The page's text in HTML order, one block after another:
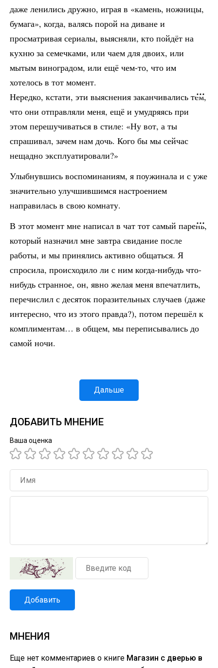
даже ленились дружно, играя в «камень, ножницы,
бумага», когда, валясь порой на диване и
просматривая сериалы, выясняли, кто пойдёт на
кухню за семечками, или чаем для двоих, или
мытым виноградом, или ещё чем-то, что им
хотелось в тот момент.
Нередко, кстати, эти выяснения заканчивались тем,
что они отправляли меня, ещё и умудряясь при
этом перешучиваться в стиле: «Ну вот, а ты
спрашивал, зачем нам дочь. Кого бы мы сейчас
нещадно эксплуатировали?»
Улыбнувшись воспоминаниям, я поужинала и с уже
значительно улучшившимся настроением
направилась в свою комнату.
В этот момент мне написал в чат тот самый парень,
который назначил мне завтра свидание после
работы, и мы принялись активно общаться. Я
спросила, происходило ли с ним когда-нибудь что-
нибудь странное, он, явно желая меня впечатлить,
перечислил с десяток поразительных случаев (даже
интересно, что из этого правда?), потом перешёл к
комплиментам… в общем, мы переписывались до
самой ночи.
Дальше
ДОБАВИТЬ МНЕНИЕ
Ваша оценка
Добавить
МНЕНИЯ
Еще нет комментариев о книге Магазин с дверью в